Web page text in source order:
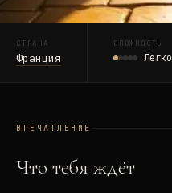
СТРАНА
Франция
СЛОЖНОСТЬ
Легко
ВПЕЧАТЛЕНИЕ
Что тебя ждёт